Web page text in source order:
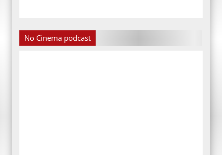
No Cinema podcast